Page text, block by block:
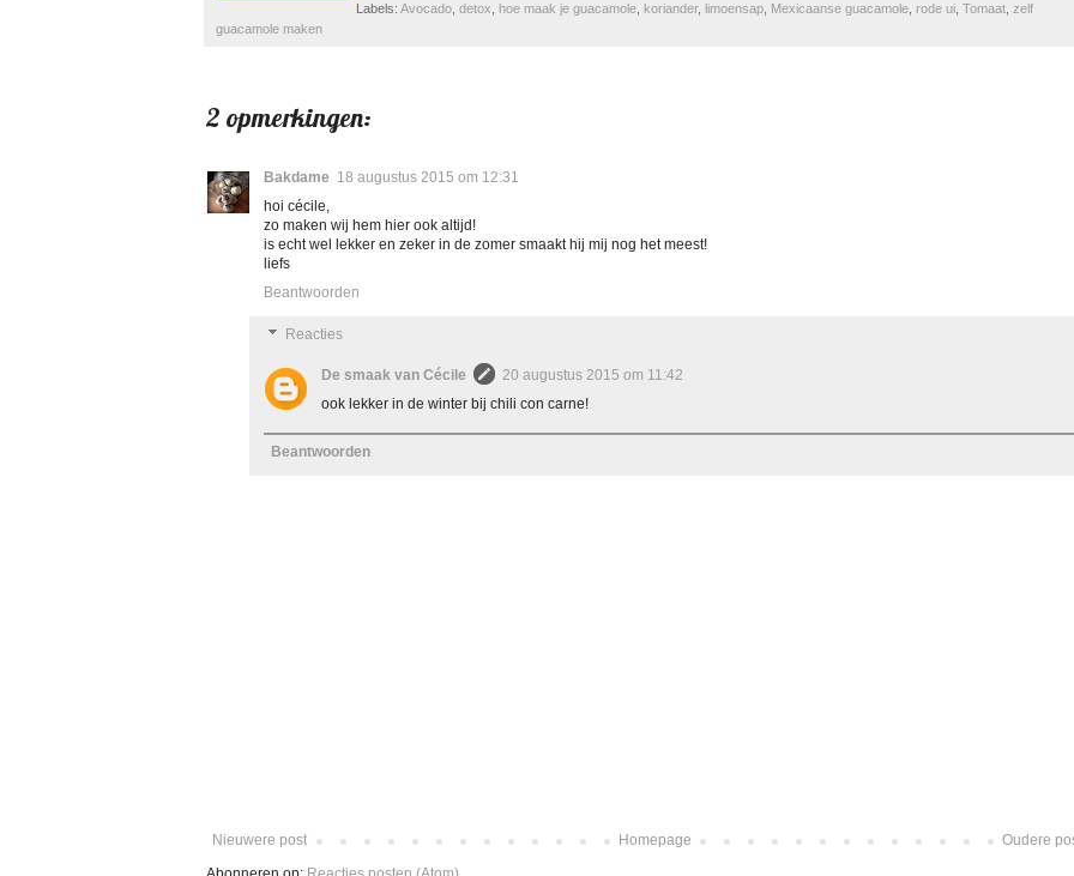
Labels:Avocado ,detox hoe maak je guacamole koriander, limoensap Mexicaanse guacamole rode ui ,Tomaat ,zelf
guacamole maken
2 opmerkingen:
Bakdame 18 augustus 2015 om 12:31
hoi cécile,
zo maken wij hem hier ook altijd!
is echt wel lekker en zeker in de zomer smaakt hij mij nog het meest!
liefs
Beantwoorden
Reacties
De smaak van Cécile
20 augustus 2015 om 11:42
ook lekker in de winter bij chili con carne!
Beantwoorden
Nieuwere post Oudere
Homepage